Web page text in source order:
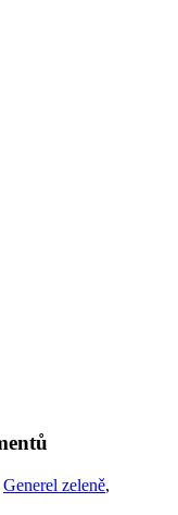
Generel zeleně,